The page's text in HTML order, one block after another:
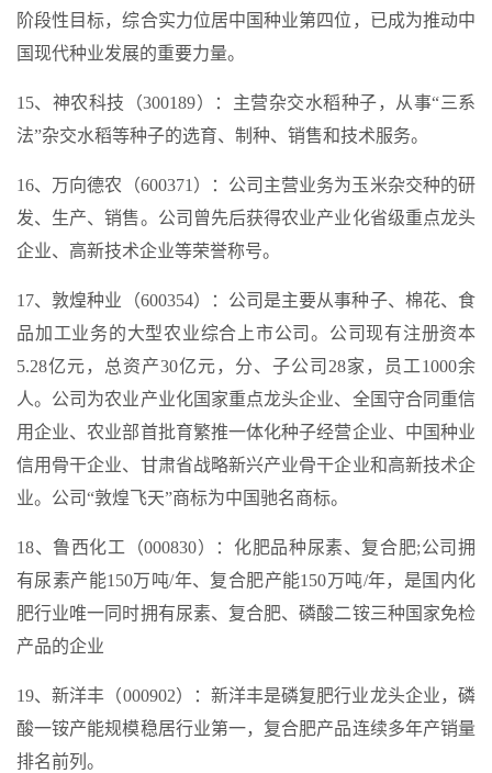
阶段性目标，综合实力位居中国种业第四位，已成为推动中
国现代种业发展的重要力量。
15、神农科技（300189）：主营杂交水稻种子，从事“三系
法”杂交水稻等种子的选育、制种、销售和技术服务。
16、万向德农（600371）：公司主营业务为玉米杂交种的研
发、生产、销售。公司曾先后获得农业产业化省级重点龙头
企业、高新技术企业等荣誉称号。
17、敦煌种业（600354）：公司是主要从事种子、棉花、食
品加工业务的大型农业综合上市公司。公司现有注册资本
5.28亿元，总资产30亿元，分、子公司28家，员工1000余
人。公司为农业产业化国家重点龙头企业、全国守合同重信
用企业、农业部首批育繁推一体化种子经营企业、中国种业
信用骨干企业、甘肃省战略新兴产业骨干企业和高新技术企
业。公司“敦煌飞天”商标为中国驰名商标。
18、鲁西化工（000830）：化肥品种尿素、复合肥;公司拥
有尿素产能150万吨/年、复合肥产能150万吨/年，是国内化
肥行业唯一同时拥有尿素、复合肥、磷酸二铵三种国家免检
产品的企业
19、新洋丰（000902）：新洋丰是磷复肥行业龙头企业，磷
酸一铵产能规模稳居行业第一，复合肥产品连续多年产销量
排名前列。